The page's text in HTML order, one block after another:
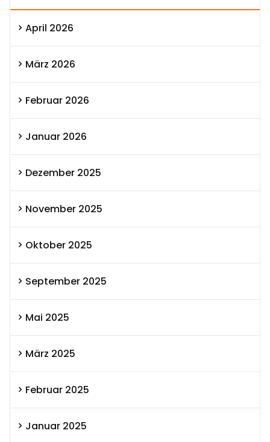
April 2026
März 2026
Februar 2026
Januar 2026
Dezember 2025
November 2025
Oktober 2025
September 2025
Mai 2025
März 2025
Februar 2025
Januar 2025